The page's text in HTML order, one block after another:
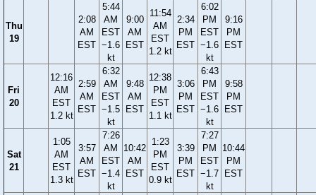
Thu
19
2:08
AM
EST
5:44
AM
EST
−1.6
kt
9:00
AM
EST
11:54
AM
EST
1.2 kt
2:34
PM
EST
6:02
PM
EST
−1.6
kt
9:16
PM
EST
Fri
20
12:16
AM
EST
1.2 kt
2:59
AM
EST
6:32
AM
EST
−1.5
kt
9:48
AM
EST
12:38
PM
EST
1.1 kt
3:06
PM
EST
6:43
PM
EST
−1.6
kt
9:58
PM
EST
Sat
21
1:05
AM
EST
1.3 kt
3:57
AM
EST
7:26
AM
EST
−1.4
kt
10:42
AM
EST
1:23
PM
EST
0.9 kt
3:39
PM
EST
7:27
PM
EST
−1.7
kt
10:44
PM
EST